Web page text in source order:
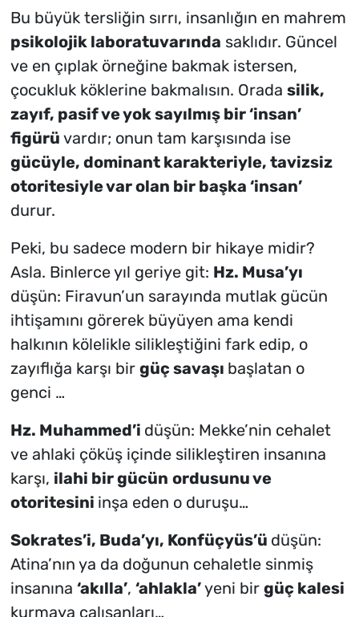
Bu büyük tersliğin sırrı, insanlığın en mahrem
psikolojik laboratuvarında saklıdır. Güncel
ve en çıplak örneğine bakmak istersen,
çocukluk köklerine bakmalısın. Orada silik,
zayıf, pasif ve yok sayılmış bir ‘insan’
figürü vardır; onun tam karşısında ise
gücüyle, dominant karakteriyle, tavizsiz
otoritesiyle var olan bir başka ‘insan’
durur.
Peki, bu sadece modern bir hikaye midir?
Asla. Binlerce yıl geriye git: Hz. Musa’yı
düşün: Firavun’un sarayında mutlak gücün
ihtişamını görerek büyüyen ama kendi
halkının kölelikle silikleştiğini fark edip, o
zayıflığa karşı bir güç savaşı başlatan o
genci …
Hz. Muhammed’i düşün: Mekke’nin cehalet
ve ahlaki çöküş içinde silikleştiren insanına
karşı, ilahi bir gücün ordusunu ve
otoritesini inşa eden o duruşu…
Sokrates’i, Buda’yı, Konfüçyüs’ü düşün:
Atina’nın ya da doğunun cehaletle sinmiş
insanına ‘akılla’, ‘ahlakla’yeni bir güç kalesi
kurmaya çalışanları…